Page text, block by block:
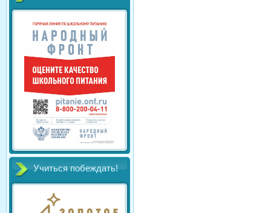
Учиться побеждать!